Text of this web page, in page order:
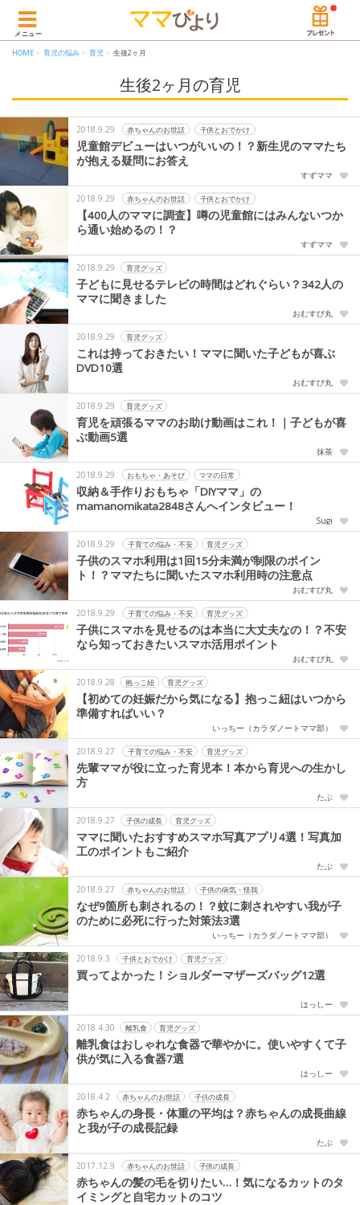
メニュー
HOME 育児の悩み 育児 生後2ヶ月
生後2ヶ月の育児
2018.9.29 赤ちゃんのお世話 子供とおでかけ
児童館デビューはいつがいいの！？新生児のママたち
が抱える疑問にお答え
すずママ
2018.9.29 赤ちゃんのお世話 子供とおでかけ
【400人のママに調査】噂の児童館にはみんないつか
ら通い始めるの！？
すずママ
2018.9.29 育児グッズ
子どもに見せるテレビの時間はどれぐらい？342人の
ママに聞きました
おむすび丸
2018.9.29 育児グッズ
これは持っておきたい！ママに聞いた子どもが喜ぶ
DVD10選
おむすび丸
2018.9.29 育児グッズ
育児を頑張るママのお助け動画はこれ！｜子どもが喜
ぶ動画5選
抹茶
2018.9.29 おもちゃ・あそび ママの日常
収納＆手作りおもちゃ「DIYママ」の
mamanomikata2848さんへインタビュー！
Sugi
2018.9.29 子育ての悩み・不安 育児グッズ
子供のスマホ利用は1回15分未満が制限のポイン
ト！？ママたちに聞いたスマホ利用時の注意点
おむすび丸
2018.9.29 子育ての悩み・不安 育児グッズ
子供にスマホを見せるのは本当に大丈夫なの！？不安
なら知っておきたいスマホ活用ポイント
おむすび丸
2018.9.28 抱っこ紐 育児グッズ
【初めての妊娠だから気になる】抱っこ紐はいつから
準備すればいい？
いっちー（カラダノートママ部）
2018.9.27 子育ての悩み・不安 育児グッズ
先輩ママが役に立った育児本！本から育児への生かし
方
たぶ
2018.9.27 子供の成長 育児グッズ
ママに聞いたおすすめスマホ写真アプリ4選！写真加
工のポイントもご紹介
たぶ
2018.9.27 赤ちゃんのお世話 子供の病気・怪我
なぜ9箇所も刺されるの！？蚊に刺されやすい我が子
のために必死に行った対策法3選
いっちー（カラダノートママ部）
2018.9.3 子供とおでかけ 育児グッズ
買ってよかった！ショルダーマザーズバッグ12選
はっしー
2018.4.30 離乳食 育児グッズ
離乳食はおしゃれな食器で華やかに。使いやすくて子
供が気に入る食器7選
はっしー
2018.4.2 赤ちゃんのお世話 子供の成長
赤ちゃんの身長・体重の平均は？赤ちゃんの成長曲線
と我が子の成長記録
たぶ
2017.12.9 赤ちゃんのお世話 子供の成長
赤ちゃんの髪の毛を切りたい…！気になるカットのタ
イミングと自宅カットのコツ